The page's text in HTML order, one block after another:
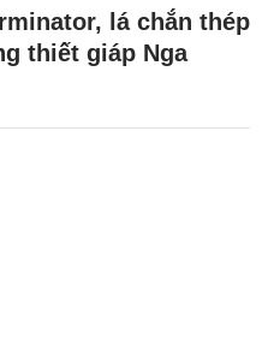
lá chắn thép
thiết giáp Nga